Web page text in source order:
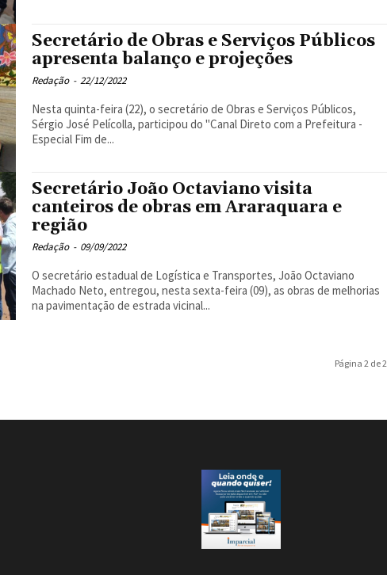
Secretário de Obras e Serviços Públicos
apresenta balanço e projeções
Redação - 22/12/2022
Nesta quinta-feira (22), o secretário de Obras e Serviços Públicos,
Sérgio José Pelícolla, participou do "Canal Direto com a Prefeitura -
Especial Fim de...
Secretário João Octaviano visita
canteiros de obras em Araraquara e
região
Redação - 09/09/2022
O secretário estadual de Logística e Transportes, João Octaviano
Machado Neto, entregou, nesta sexta-feira (09), as obras de melhorias
na pavimentação de estrada vicinal...
Página 2 de 2